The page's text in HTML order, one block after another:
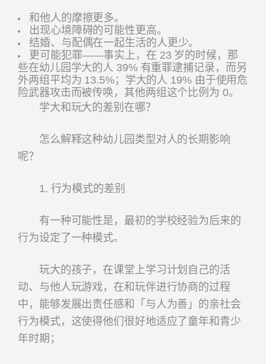
和他人的摩擦更多。
出现心境障碍的可能性更高。
结婚、与配偶在一起生活的人更少。
更可能犯罪——事实上，在 23 岁的时候，那
些在幼儿园学大的人 39% 有重罪逮捕记录，而另
外两组平均为 13.5%；学大的人 19% 由于使用危
险武器攻击而被传唤，其他两组这个比例为 0。
学大和玩大的差别在哪？
怎么解释这种幼儿园类型对人的长期影响
呢？
1. 行为模式的差别
有一种可能性是，最初的学校经验为后来的
行为设定了一种模式。
玩大的孩子，在课堂上学习计划自己的活
动、与他人玩游戏，在和玩伴进行协商的过程
中，能够发展出责任感和「与人为善」的亲社会
行为模式，这使得他们很好地适应了童年和青少
年时期；